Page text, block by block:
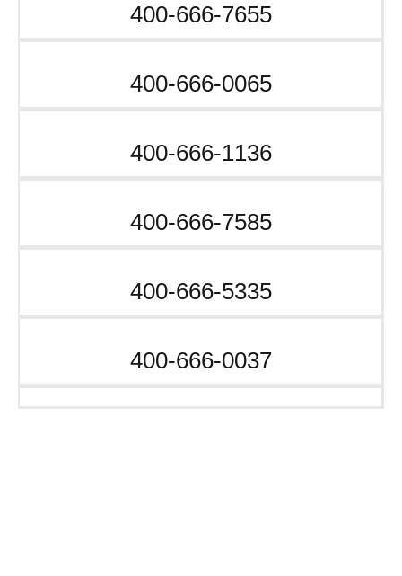
400-666-7655
400-666-0065
400-666-1136
400-666-7585
400-666-5335
400-666-0037